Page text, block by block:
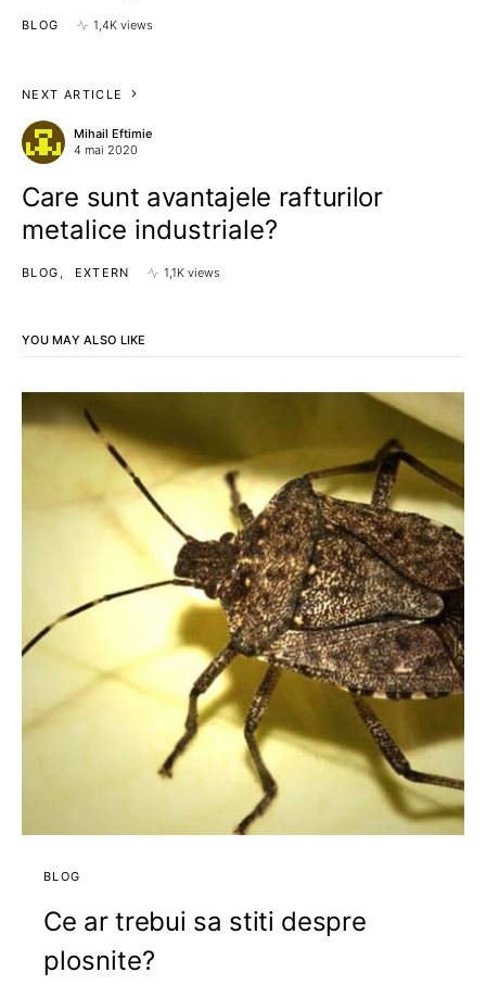
BLOG 1,4K views
NEXT ARTICLE
Mihail Eftimie
4 mai 2020
Care sunt avantajele rafturilor
metalice industriale?
BLOG EXTERN 1,1K views
YOU MAY ALSO LIKE
BLOG
Ce ar trebui sa stiti despre
plosnite?